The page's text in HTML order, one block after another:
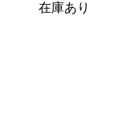
在庫あり